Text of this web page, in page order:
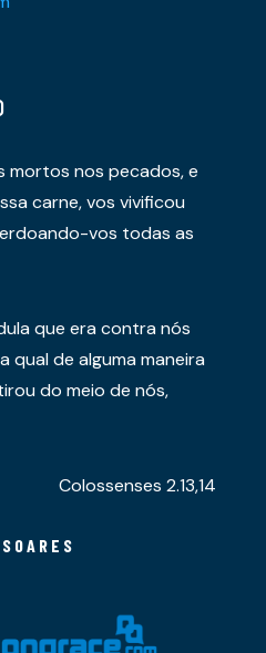
mortos nos pecados, e
carne, vos vivificou
vos todas as
que era contra nós
qual de alguma maneira
do meio de nós,
Colossenses 2.13,14